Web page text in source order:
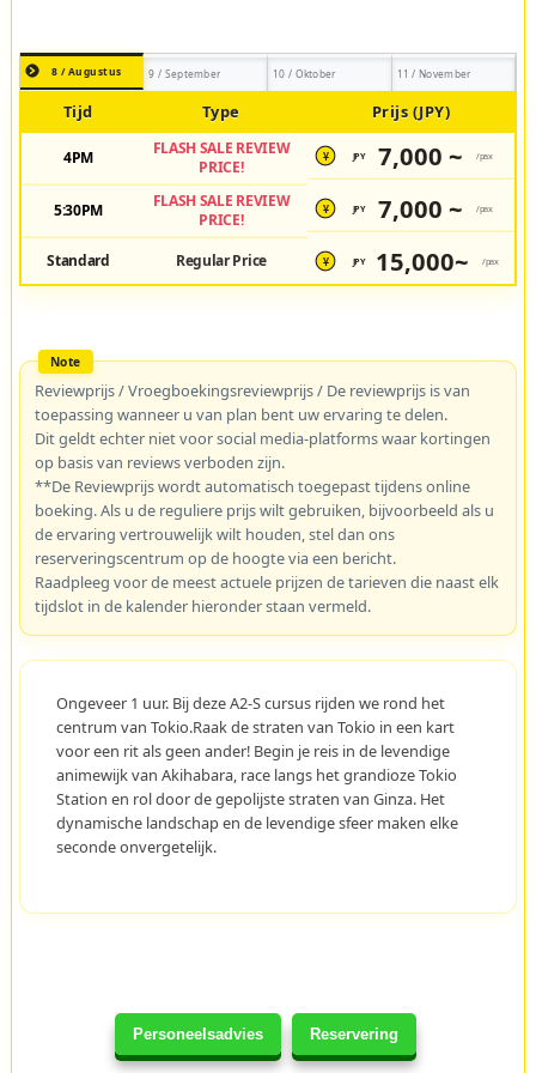
Personeelsadvies Reservering
8 / Augustus 9 / September 10 / Oktober 11 / November
Tijd Type Prijs (JPY)
4PM
FLASH SALE REVIEW
PRICE!
¥ JPY 7,000 ~ /pax
5:30PM
FLASH SALE REVIEW
PRICE!
¥ JPY 7,000 ~ /pax
Standard Regular Price ¥ JPY 15,000~ /pax
Reviewprijs / Vroegboekingsreviewprijs / De reviewprijs is van
toepassing wanneer u van plan bent uw ervaring te delen.
Dit geldt echter niet voor social media-platforms waar kortingen
op basis van reviews verboden zijn.
**De Reviewprijs wordt automatisch toegepast tijdens online
boeking. Als u de reguliere prijs wilt gebruiken, bijvoorbeeld als u
de ervaring vertrouwelijk wilt houden, stel dan ons
reserveringscentrum op de hoogte via een bericht.
Raadpleeg voor de meest actuele prijzen de tarieven die naast elk
tijdslot in de kalender hieronder staan vermeld.
Ongeveer 1 uur. Bij deze A2-S cursus rijden we rond het
centrum van Tokio.Raak de straten van Tokio in een kart
voor een rit als geen ander! Begin je reis in de levendige
animewijk van Akihabara, race langs het grandioze Tokio
Station en rol door de gepolijste straten van Ginza. Het
dynamische landschap en de levendige sfeer maken elke
seconde onvergetelijk.